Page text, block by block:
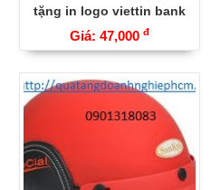
tặng in logo viettin bank
Giá: 47,000 đ